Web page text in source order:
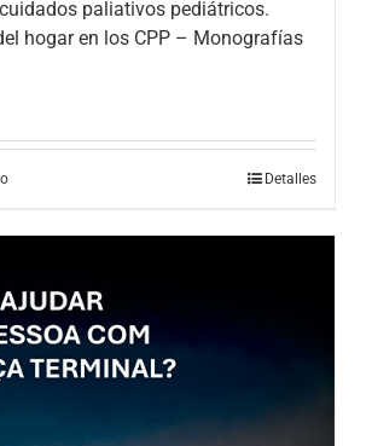
paliativos pediátricos.
hogar en los CPP – Monografías
Detalles